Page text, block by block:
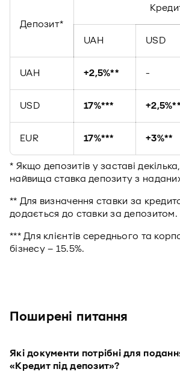
Депозит*
UAH USD
UAH +2,5%** -
USD 17%*** +2,5%**
EUR 17%*** +3%**
* Якщо депозитів у заставі
найвища ставка депозиту з
** Для визначення ставки за
додається до ставки за депозитом.
*** Для клієнтів середнього та
бізнесу – 15.5%.
Поширенi питання
Які документи потрібні для
«Кредит під депозит»?